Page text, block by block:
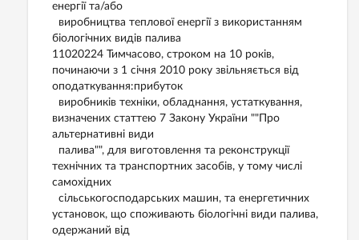
енергії та/або
виробництва теплової енергії з використанням
біологічних видів палива
11020224 Тимчасово, строком на 10 років,
починаючи з 1 січня 2010 року звільняється від
оподаткування:прибуток
виробників техніки, обладнання, устаткування,
визначених статтею 7 Закону України ""Про
альтернативні види
палива"", для виготовлення та реконструкції
технічних та транспортних засобів, у тому числі
самохідних
сільськогосподарських машин, та енергетичних
установок, що споживають біологічні види палива,
одержаний від